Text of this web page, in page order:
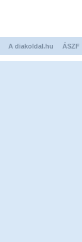
A diakoldal.hu ÁSZF